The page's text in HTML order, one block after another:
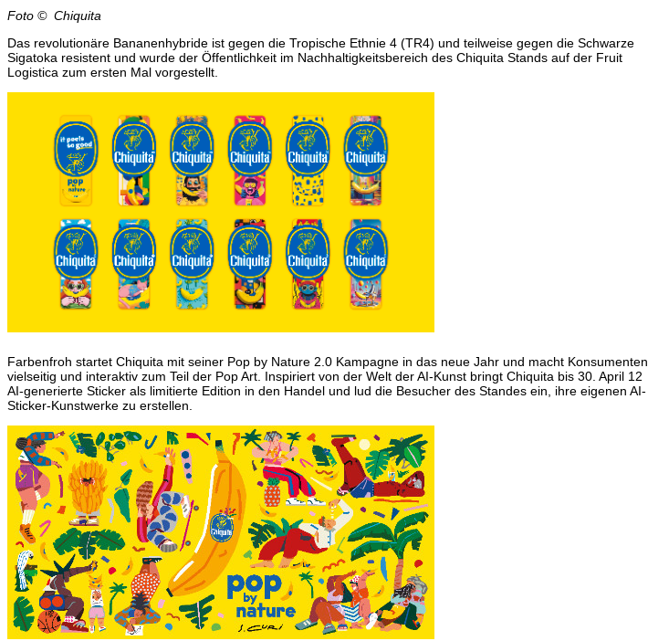
Foto © Chiquita
Das revolutionäre Bananenhybride ist gegen die Tropische Ethnie 4 (TR4) und teilweise gegen die Schwarze
Sigatoka resistent und wurde der Öffentlichkeit im Nachhaltigkeitsbereich des Chiquita Stands auf der Fruit
Logistica zum ersten Mal vorgestellt.
Farbenfroh startet Chiquita mit seiner Pop by Nature 2.0 Kampagne in das neue Jahr und macht Konsumenten
vielseitig und interaktiv zum Teil der Pop Art. Inspiriert von der Welt der AI-Kunst bringt Chiquita bis 30. April 12
AI-generierte Sticker als limitierte Edition in den Handel und lud die Besucher des Standes ein, ihre eigenen AI-
Sticker-Kunstwerke zu erstellen.